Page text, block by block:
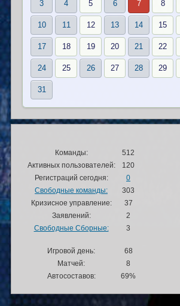
3 4 5 6 7 8
10 11 12 13 14 15
17 18 19 20 21 22
24 25 26 27 28 29
31
Команды:
512
Активных пользователей:
120
Регистраций сегодня:
0
Свободные команды:
303
Кризисное управление:
37
Заявлений:
2
Свободные Сборные:
3
Игровой день:
68
Матчей:
8
Автосоставов:
69%